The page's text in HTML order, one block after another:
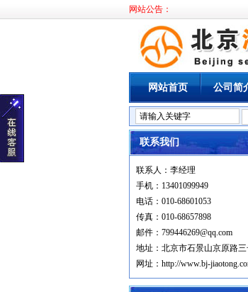
网站公告：
网站首页 公司简
联系我们
联系人：李经理
手机：13401099949
电话：010-68601053
传真：010-68657898
邮件：799446269@qq.com
地址：北京市石景山京原路
网址：http://www.bj-